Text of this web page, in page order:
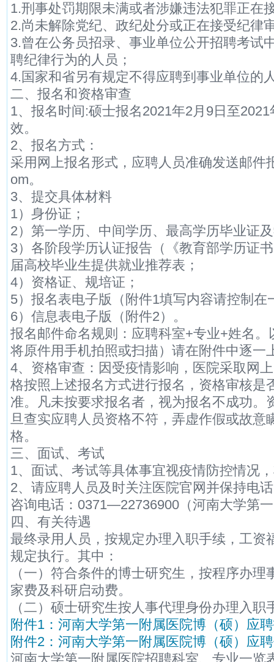
1.刑事处罚期限未满或者涉嫌违法犯罪正在
2.尚未解除党纪、政纪处分或正在接受纪律
3.曾在公务员招录、事业单位公开招聘考试
聘纪律行为的人员；
4.国家和省另有规定不得应聘到事业单位的
二、报名和资格审查
1、报名时间:硕士报名2021年2月9日至
效。
2、报名方式：
采用网上报名形式，应聘人员准确发送邮件
om。
3、提交具体材料
1）身份证；
2）第一学历、中间学历、最高学历毕业证
3）各阶段学历认证报告（《教育部学历证
届高校毕业生提供就业推荐表；
4）资格证、规培证；
5）报名表电子版（附件1填写内容请控制在
6）信息表电子版（附件2）。
报名邮件命名规则：应聘科室+专业+姓名
将原件用手机拍照或扫描）请在附件中逐一
4、资格审查：因受疫情影响，医院采取网
格按照上述报名方式进行报名，资格审核是
准。凡未按要求报名者，视为报名不成功。
旦查实应聘人员资格不符，弄虚作假或故意
格。
三、面试、考试
1、面试、考试等具体事宜视疫情防控情况
2、请应聘人员及时关注医院官网并保持电
咨询电话：0371—22736900（河南大学第
四、有关待遇
最终录用人员，按规定办理入职手续，工资
规定执行。其中：
（一）符合条件的博士研究生，按程序办
家费及科研启动费。
（二）硕士研究生按人事代理身份办理入职
附件1：河南大学第一附属医院博（硕）应
附件2：河南大学第一附属医院博（硕）应
河南大学第一附属医院招聘科室、专业一览